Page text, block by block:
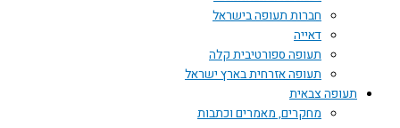
חברות תעופה בישראל
דאייה
תעופה ספורטיבית קלה
תעופה אזרחית בארץ ישראל
תעופה צבאית
מחקרים, מאמרים וכתבות